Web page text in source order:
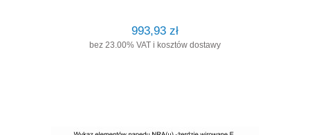
993,93 zł
bez 23.00% VAT i kosztów dostawy